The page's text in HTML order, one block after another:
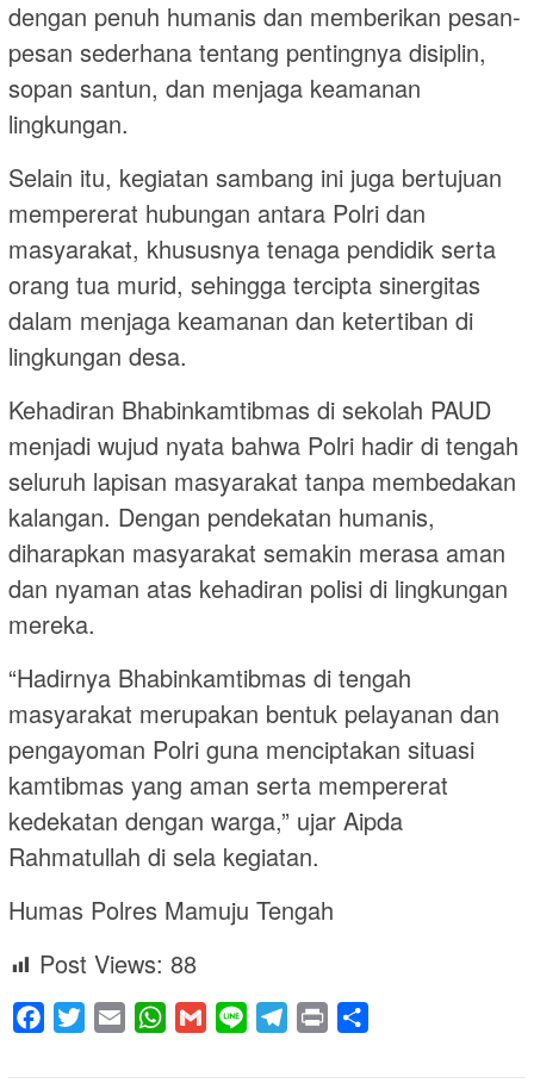
dengan penuh humanis dan memberikan pesan-
pesan sederhana tentang pentingnya disiplin,
sopan santun, dan menjaga keamanan
lingkungan.
Selain itu, kegiatan sambang ini juga bertujuan
mempererat hubungan antara Polri dan
masyarakat, khususnya tenaga pendidik serta
orang tua murid, sehingga tercipta sinergitas
dalam menjaga keamanan dan ketertiban di
lingkungan desa.
Kehadiran Bhabinkamtibmas di sekolah PAUD
menjadi wujud nyata bahwa Polri hadir di tengah
seluruh lapisan masyarakat tanpa membedakan
kalangan. Dengan pendekatan humanis,
diharapkan masyarakat semakin merasa aman
dan nyaman atas kehadiran polisi di lingkungan
mereka.
“Hadirnya Bhabinkamtibmas di tengah
masyarakat merupakan bentuk pelayanan dan
pengayoman Polri guna menciptakan situasi
kamtibmas yang aman serta mempererat
kedekatan dengan warga,” ujar Aipda
Rahmatullah di sela kegiatan.
Humas Polres Mamuju Tengah
Post Views: 88
Facebook
Twitter Email WhatsApp
Gmail Line Telegram
Print